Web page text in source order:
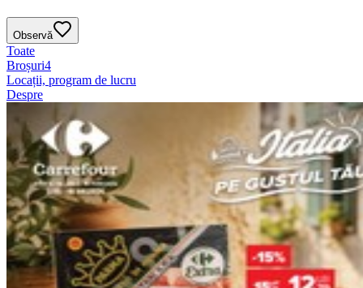
Observă
Toate
Broșuri4
Locații, program de lucru
Despre